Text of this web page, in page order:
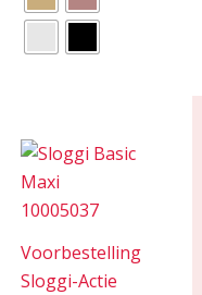
Voorbestelling
Sloggi-Actie